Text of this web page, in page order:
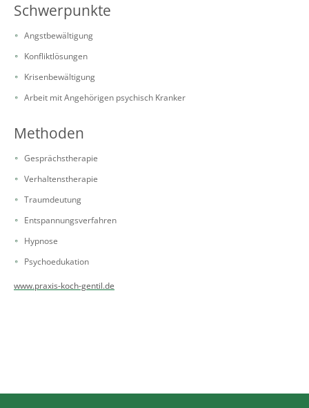
Schwerpunkte
Angstbewältigung
Konfliktlösungen
Krisenbewältigung
Arbeit mit Angehörigen psychisch Kranker
Methoden
Gesprächstherapie
Verhaltenstherapie
Traumdeutung
Entspannungsverfahren
Hypnose
Psychoedukation
www.praxis-koch-gentil.de